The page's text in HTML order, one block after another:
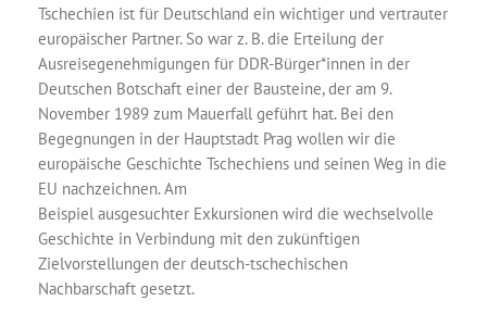
Tschechien ist für Deutschland ein wichtiger und vertrauter
europäischer Partner. So war z. B. die Erteilung der
Ausreisegenehmigungen für DDR-Bürger*innen in der
Deutschen Botschaft einer der Bausteine, der am 9.
November 1989 zum Mauerfall geführt hat. Bei den
Begegnungen in der Hauptstadt Prag wollen wir die
europäische Geschichte Tschechiens und seinen Weg in die
EU nachzeichnen. Am
Beispiel ausgesuchter Exkursionen wird die wechselvolle
Geschichte in Verbindung mit den zukünftigen
Zielvorstellungen der deutsch-tschechischen
Nachbarschaft gesetzt.